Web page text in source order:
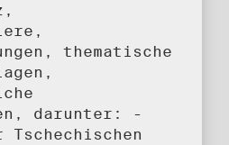
thematische
darunter: -